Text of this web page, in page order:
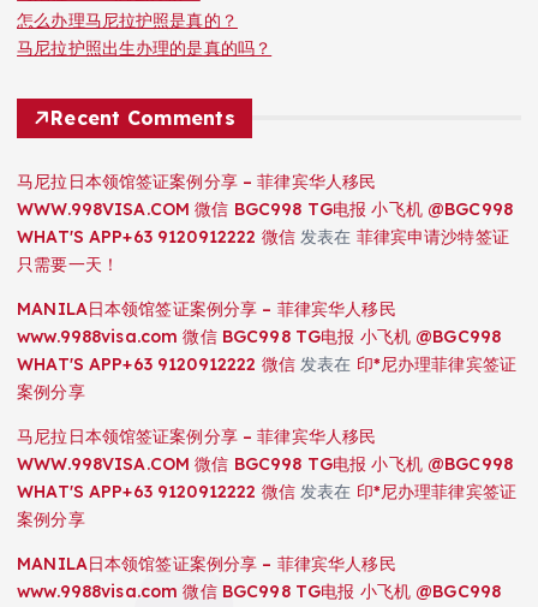
怎么办理马尼拉护照是真的？
马尼拉护照出生办理的是真的吗？
Recent Comments
马尼拉日本领馆签证案例分享 – 菲律宾华人移民
WWW.998VISA.COM 微信 BGC998 TG电报 小飞机 @BGC998
WHAT'S APP+63 9120912222 微信发表在 菲律宾申请沙特签证
只需要一天！
MANILA日本领馆签证案例分享 – 菲律宾华人移民
www.9988visa.com 微信 BGC998 TG电报 小飞机 @BGC998
WHAT'S APP+63 9120912222 微信发表在 印*尼办理菲律宾签证
案例分享
马尼拉日本领馆签证案例分享 – 菲律宾华人移民
WWW.998VISA.COM 微信 BGC998 TG电报 小飞机 @BGC998
WHAT'S APP+63 9120912222 微信发表在 印*尼办理菲律宾签证
案例分享
MANILA日本领馆签证案例分享 – 菲律宾华人移民
www.9988visa.com 微信 BGC998 TG电报 小飞机 @BGC998